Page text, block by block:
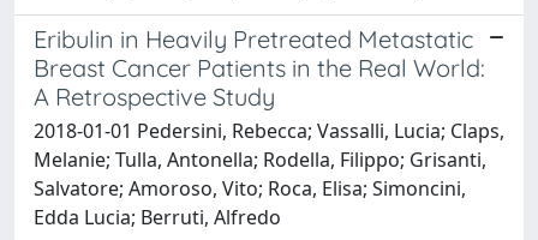
Eribulin in Heavily Pretreated Metastatic
Breast Cancer Patients in the Real World:
A Retrospective Study
2018-01-01 Pedersini, Rebecca; Vassalli, Lucia; Claps,
Melanie; Tulla, Antonella; Rodella, Filippo; Grisanti,
Salvatore; Amoroso, Vito; Roca, Elisa; Simoncini,
Edda Lucia; Berruti, Alfredo